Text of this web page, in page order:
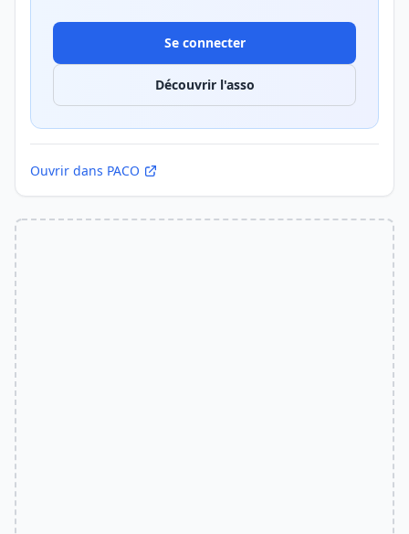
Se connecter
Découvrir l'asso
Ouvrir dans PACO